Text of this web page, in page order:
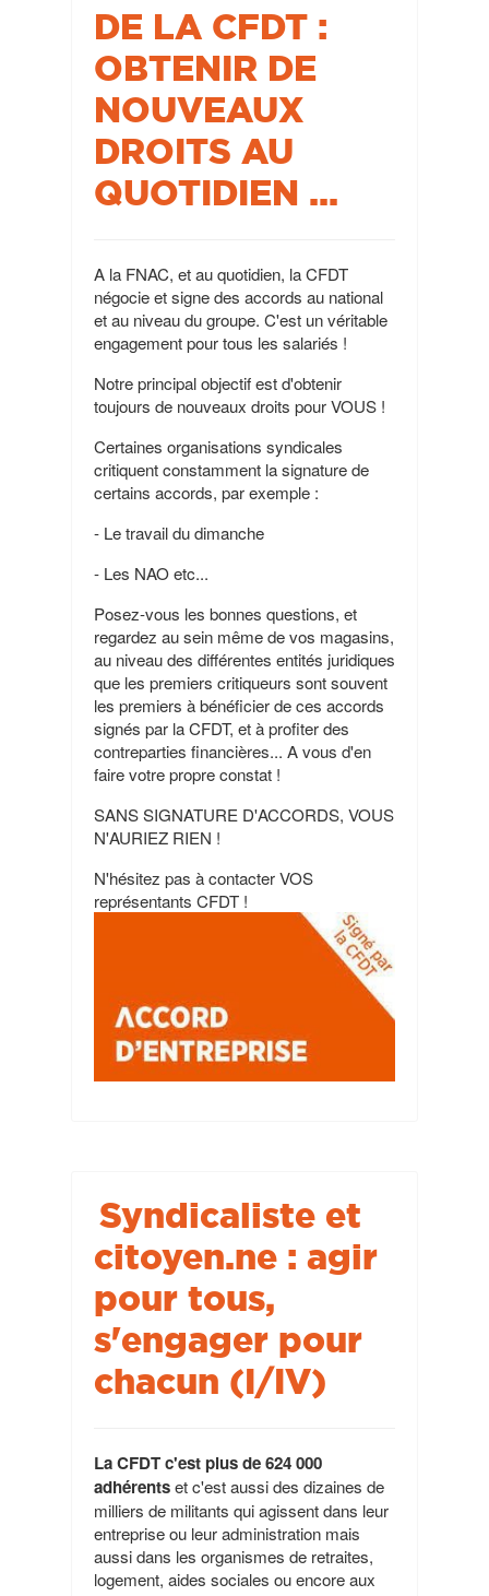
DE LA CFDT :
OBTENIR DE
NOUVEAUX
DROITS AU
QUOTIDIEN ...
A la FNAC, et au quotidien, la CFDT
négocie et signe des accords au national
et au niveau du groupe. C'est un véritable
engagement pour tous les salariés !
Notre principal objectif est d'obtenir
toujours de nouveaux droits pour VOUS !
Certaines organisations syndicales
critiquent constamment la signature de
certains accords, par exemple :
- Le travail du dimanche
- Les NAO etc...
Posez-vous les bonnes questions, et
regardez au sein même de vos magasins,
au niveau des différentes entités juridiques
que les premiers critiqueurs sont souvent
les premiers à bénéficier de ces accords
signés par la CFDT, et à profiter des
contreparties financières... A vous d'en
faire votre propre constat !
SANS SIGNATURE D'ACCORDS, VOUS
N'AURIEZ RIEN !
N'hésitez pas à contacter VOS
représentants CFDT !
Syndicaliste et
citoyen.ne : agir
pour tous,
s'engager pour
chacun (I/IV)
La CFDT c'est plus de 624 000
adhérentset c'est aussi des dizaines de
milliers de militants qui agissent dans leur
entreprise ou leur administration mais
aussi dans les organismes de retraites,
logement, aides sociales ou encore aux